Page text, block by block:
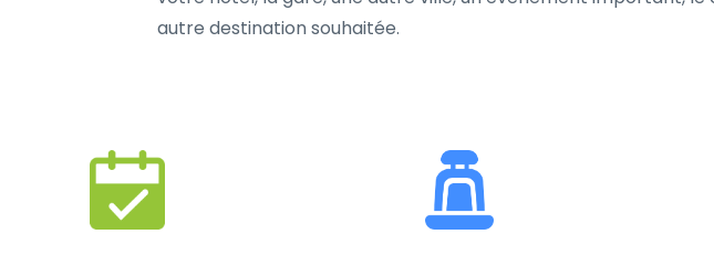
autre destination souhaitée.